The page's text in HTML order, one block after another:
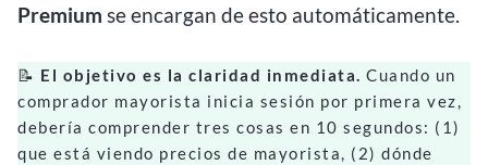
Premium se encargan de esto automáticamente.
📝 El objetivo es la claridad inmediata. Cuando un
comprador mayorista inicia sesión por primera vez,
debería comprender tres cosas en 10 segundos: (1)
que está viendo precios de mayorista, (2) dónde